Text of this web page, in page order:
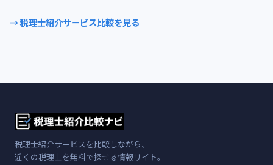
→ 税理士紹介サービス比較を見る
税理士紹介サービスを比較しながら、
近くの税理士を無料で探せる情報サイト。